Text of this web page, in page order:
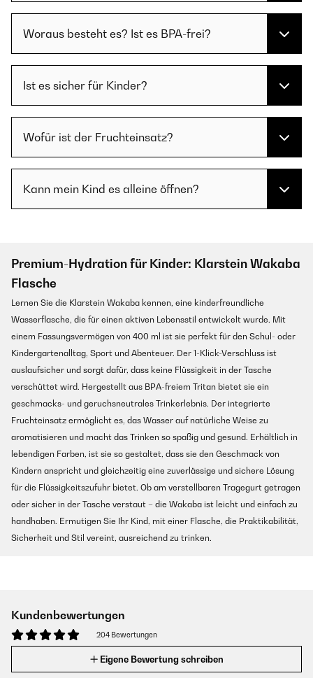
Woraus besteht es? Ist es BPA-frei?
Ist es sicher für Kinder?
Wofür ist der Fruchteinsatz?
Kann mein Kind es alleine öffnen?
Premium-Hydration für Kinder: Klarstein Wakaba
Flasche
Lernen Sie die Klarstein Wakaba kennen, eine kinderfreundliche
Wasserflasche, die für einen aktiven Lebensstil entwickelt wurde. Mit
einem Fassungsvermögen von 400 ml ist sie perfekt für den Schul- oder
Kindergartenalltag, Sport und Abenteuer. Der 1-Klick-Verschluss ist
auslaufsicher und sorgt dafür, dass keine Flüssigkeit in der Tasche
verschüttet wird. Hergestellt aus BPA-freiem Tritan bietet sie ein
geschmacks- und geruchsneutrales Trinkerlebnis. Der integrierte
Fruchteinsatz ermöglicht es, das Wasser auf natürliche Weise zu
aromatisieren und macht das Trinken so spaßig und gesund. Erhältlich in
lebendigen Farben, ist sie so gestaltet, dass sie den Geschmack von
Kindern anspricht und gleichzeitig eine zuverlässige und sichere Lösung
für die Flüssigkeitszufuhr bietet. Ob am verstellbaren Tragegurt getragen
oder sicher in der Tasche verstaut – die Wakaba ist leicht und einfach zu
handhaben. Ermutigen Sie Ihr Kind, mit einer Flasche, die Praktikabilität,
Sicherheit und Stil vereint, ausreichend zu trinken.
Kundenbewertungen
204 Bewertungen
Eigene Bewertung schreiben